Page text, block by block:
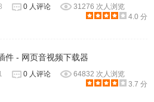
0 人评论
31276 次人浏览
4.0 分
件 - 网页音视频下载器
0 人评论
64832 次人浏览
3.7 分